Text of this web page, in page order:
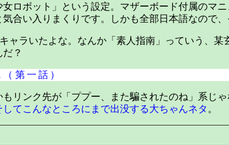
女ロボット」という設定。マザーボード付属のマ
合い入りまくりです。しかも全部日本語なので
ャラいたよな。なんか「素人指南」っていう、
？
第一話）
もリンク先が「ププー、また騙されたのね」系じ
してこんなところにまで出没する大ちゃんネタ 。